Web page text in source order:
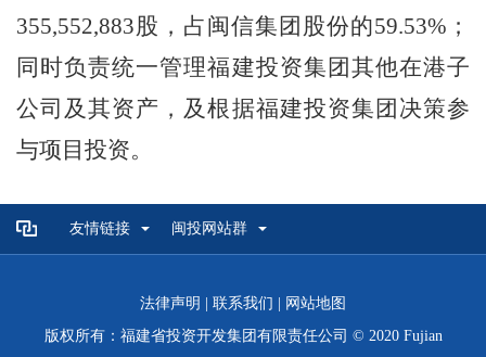
355,552,883股，占闽信集团股份的59.53%；
同时负责统一管理福建投资集团其他在港子
公司及其资产，及根据福建投资集团决策参
与项目投资。
友情链接 闽投网站群
法律声明 联系我们
网站地图
版权所有：福建省投资开发集团有限责任公司 © 2020 Fujian